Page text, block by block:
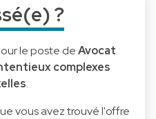
?
le poste deAvocat
complexes
.
vous avez trouvé l'offre